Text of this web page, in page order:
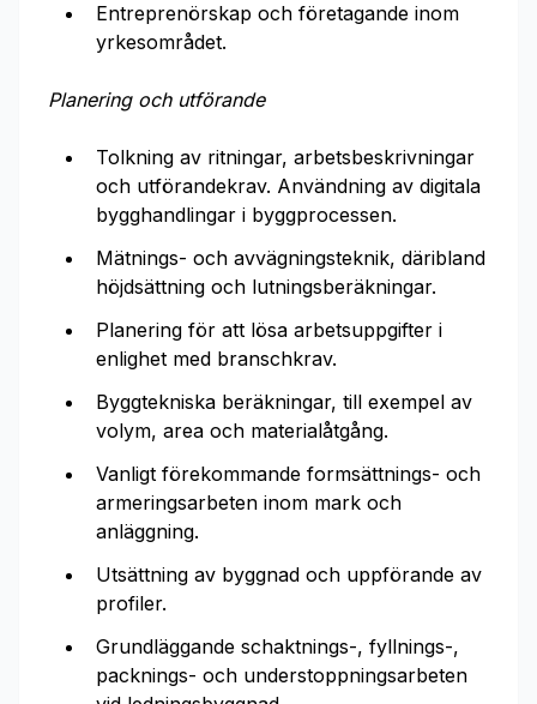
Entreprenörskap och företagande inom
yrkesområdet.
Planering och utförande
Tolkning av ritningar, arbetsbeskrivningar
och utförandekrav. Användning av digitala
bygghandlingar i byggprocessen.
Mätnings- och avvägningsteknik, däribland
höjdsättning och lutningsberäkningar.
Planering för att lösa arbetsuppgifter i
enlighet med branschkrav.
Byggtekniska beräkningar, till exempel av
volym, area och materialåtgång.
Vanligt förekommande formsättnings- och
armeringsarbeten inom mark och
anläggning.
Utsättning av byggnad och uppförande av
profiler.
Grundläggande schaktnings-, fyllnings-,
packnings- och understoppningsarbeten